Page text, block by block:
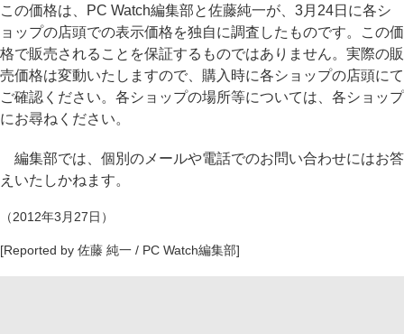
この価格は、PC Watch編集部と佐藤純一が、3月24日に各シ
ョップの店頭での表示価格を独自に調査したものです。この価
格で販売されることを保証するものではありません。実際の販
売価格は変動いたしますので、購入時に各ショップの店頭にて
ご確認ください。各ショップの場所等については、各ショップ
にお尋ねください。
編集部では、個別のメールや電話でのお問い合わせにはお答
えいたしかねます。
（2012年3月27日）
[Reported by 佐藤 純一 / PC Watch編集部]